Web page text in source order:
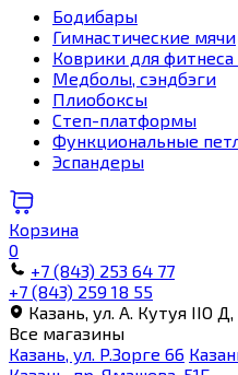
Бодибары
Гимнастические мячи
Коврики для
Медболы, сэндбэги
Плиобоксы
Степ-платформы
Функциональные
Эспандеры
Корзина
0
+7 (843) 253 64 77
+7 (843) 259 18 55
Казань, ул. А. Кутуя IIO Д,
Все магазины
Казань, ул. Р.Зорге 66